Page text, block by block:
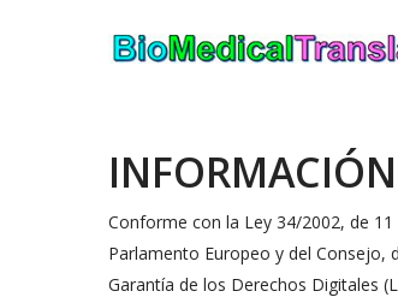
Conforme con la Ley 34/2002, de
Parlamento Europeo y del Consejo,
Garantía de los Derechos Digitales